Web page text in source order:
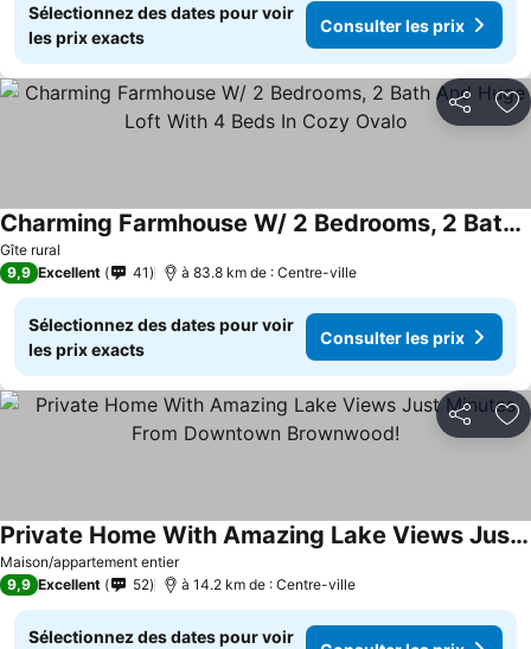
Sélectionnez des dates pour voir
les prix exacts
Consulter les prix
Partager
Gîte rural
Charming Farmhouse W/ 2 Bedrooms, 2 Bath And Huge Loft With 4 Beds In Cozy Ovalo
9,9 Excellent 41 à 83.8 km de : Centre-ville
Sélectionnez des dates pour voir
les prix exacts
Consulter les prix
Partager
Maison/appartement entier
Private Home With Amazing Lake Views Just Minutes From Downtown Brownwood!
9,9 Excellent 52 à 14.2 km de : Centre-ville
Sélectionnez des dates pour voir